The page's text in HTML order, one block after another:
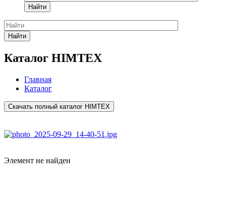
Найти
Найти
Каталог HIMTEX
Главная
Каталог
Скачать полный каталог HIMTEX
Элемент не найден